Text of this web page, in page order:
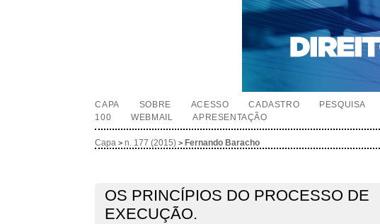
CAPA SOBRE ACESSO CADASTRO PESQUISA
100
WEBMAIL APRESENTAÇÃO
Capa >n. 177 (2015) > Fernando Baracho
OS PRINCÍPIOS DO PROCESSO DE
EXECUÇÃO.